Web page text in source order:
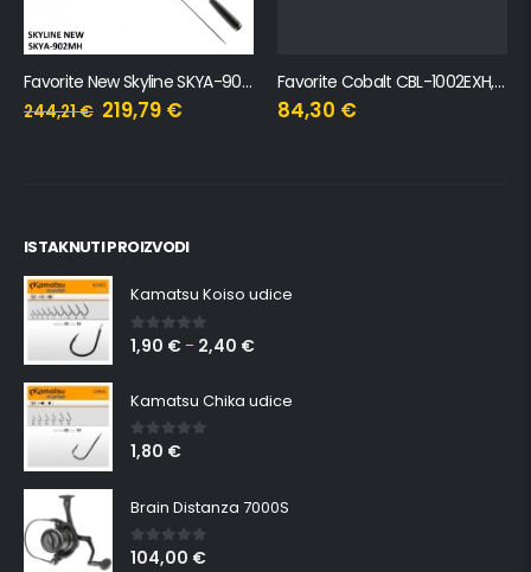
Favorite New Skyline SKYA-902MH, 2.7m, 12-35g
244,21€ 219,79 €
Favorite Cobalt CBL-1002EXH, 3m, 30-80g
84,30 €
ISTAKNUTI PROIZVODI
Kamatsu Koiso udice
0 out of 5
1,90 € – 2,40 €
Kamatsu Chika udice
0 out of 5
1,80 €
Brain Distanza 7000S
0out of 5
104,00 €